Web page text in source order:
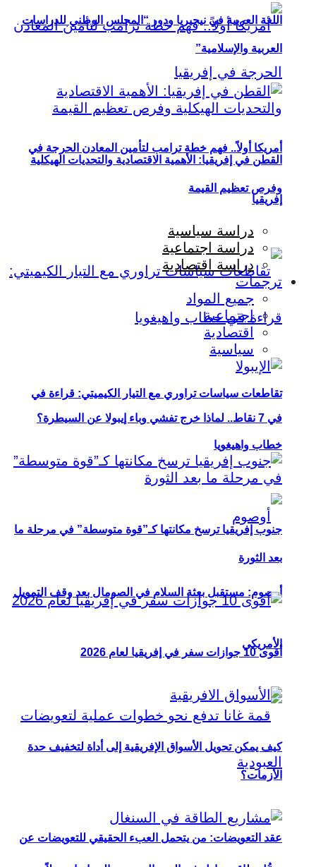
أمريكا أولاً.. فهم خطة ترامب لتأمين المعادن الحرجة في
إفريقيا
تقاطعات سياسات تراوري مع التيار الكيميتي: قراءة في
خطاب واهيغويا
أوصوم: مستقبل بعثة السلام في الصومال بعد وقف التمويل
الأمريكي
عقد التعويضات: من يتحمل العبء الحقيقي للتعويضات عن
اللغة العربية في نيجيريا ودور “المجلس الوطني للدراسات
العربية والإسلامية”
القطن في إفريقيا: الأهمية الاقتصادية والتحديات الهيكلية
وفرص تعظيم القيمة
دراسة سياسية
دراسة اجتماعية
دراسة اقتصادية
ترجمات
جميع المواد
اجتماعية
اقتصادية
سياسية
في 7 نقاط.. لماذا خرج تفشي وباء إيبولا عن السيطرة؟
جنوب إفريقيا ترسخ مكانتها كـ”قوة متوسطة” في مرحلة ما
بعد الثورة
أقوى 10 جوازات سفر في إفريقيا لعام 2026
كيف يمكن تحويل الأسواق الإفريقية إلى أداة لتخفيف حدة
الأزمات؟